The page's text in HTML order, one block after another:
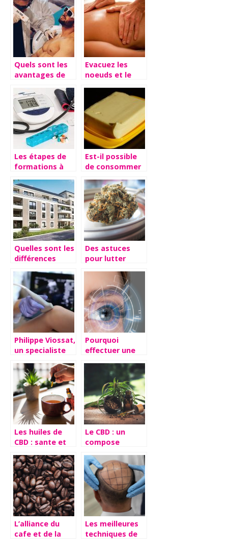
?
opérations
possibles sur le
sexe masculin
Quels sont les
avantages de
?
Evacuez les
noeuds et le
massage
Les étapes de
formations à
devenir un
cardiologue
Est-il possible
de consommer
perime ?
Quelles sont les
différences
résidences
seniors et les
EHPAD ?
Des astuces
pour lutter
Philippe Viossat,
un specialiste
Pourquoi
effectuer une
des yeux ?
Les huiles de
CBD : sante et
au bon dosage
Le CBD : un
compose
en vogue
L’alliance du
cafe et de la
Les meilleures
techniques de